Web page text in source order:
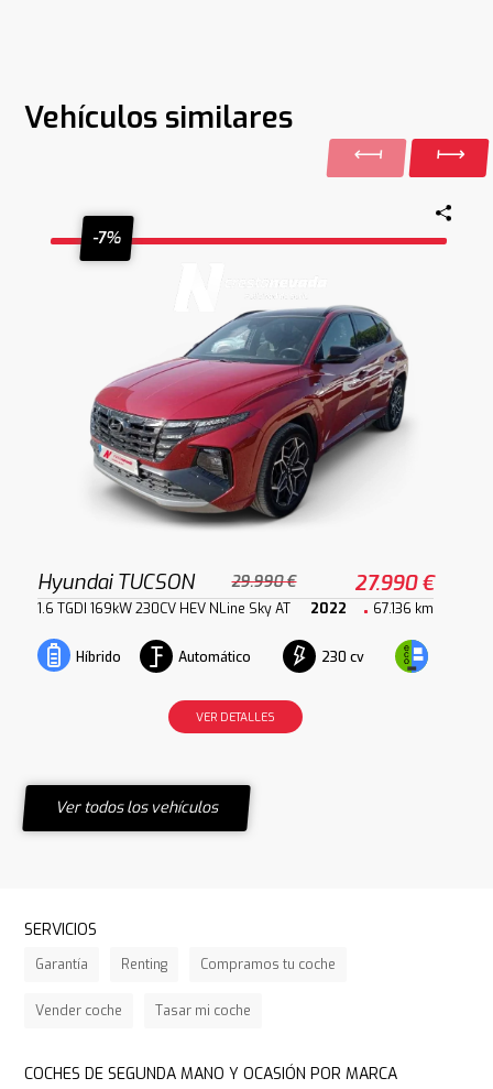
Vehículos similares
-7%
Hyundai TUCSON 29.990 € 27.990 €
1.6 TGDI 169kW 230CV HEV NLine Sky AT 2022 67.136 km
Híbrido Automático 230 cv
VER DETALLES
Ver todos los vehículos
SERVICIOS
Garantía Renting Compramos tu coche
Vender coche Tasar mi coche
COCHES DE SEGUNDA MANO Y OCASIÓN POR MARCA